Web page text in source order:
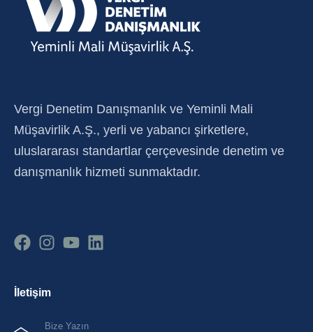
Vergi Denetim Danışmanlık ve Yeminli Mali
Müşavirlik A.Ş., yerli ve yabancı şirketlere,
uluslararası standartlar çerçevesinde denetim ve
danışmanlık hizmeti sunmaktadır.
İletişim
Bize Yazın